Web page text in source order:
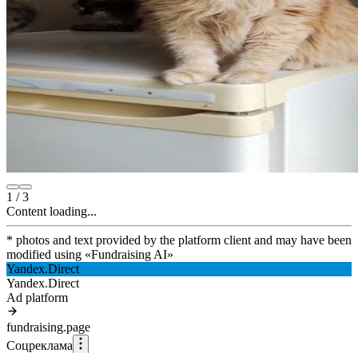
1 /3
Content loading...
* photos and text provided by the platform client and may have been
modified using «Fundraising AI»
Yandex.Direct
Yandex.Direct
Ad platform
fundraising.page
Соцреклама